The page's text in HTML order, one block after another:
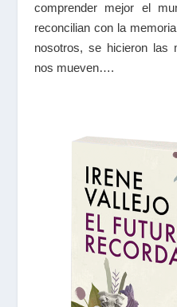
comprender mejor el
reconcilian con la
nosotros, se hicieron las
nos mueven….